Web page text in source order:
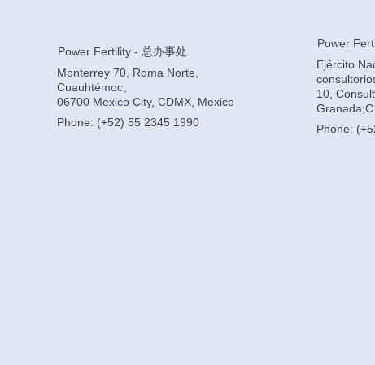
Power Fertility - 总办事处
Monterrey 70, Roma Norte,
Cuauhtémoc、
06700 Mexico City, CDMX, Mexico
Phone: (+52) 55 2345 1990
Power
Ejército
10,
Phone: